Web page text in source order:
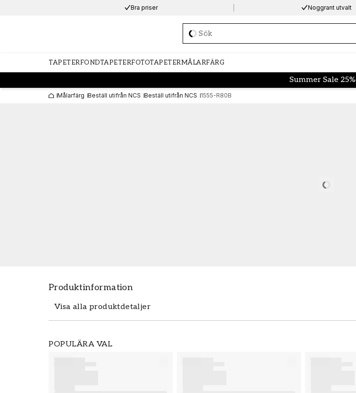
Bra priser Noggrant utvalt
Loading…
TAPETERFONDTAPETERFOTOTAPETERMÅLARFÄRG
Summer Sale 25%
Målarfärg Beställ utifrån NCS Beställ utifrån NCS 1555-R80B
Loading…
Produktinformation
Visa alla produktdetaljer
POPULÄRA VAL